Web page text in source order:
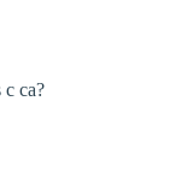
c ca?